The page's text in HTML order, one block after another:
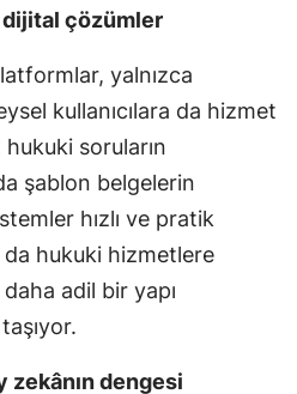
çözümler
yalnızca
kullanıcılara da hizmet
soruların
şablon belgelerin
hızlı ve pratik
hukuki hizmetlere
adil bir yapı
zekânın dengesi